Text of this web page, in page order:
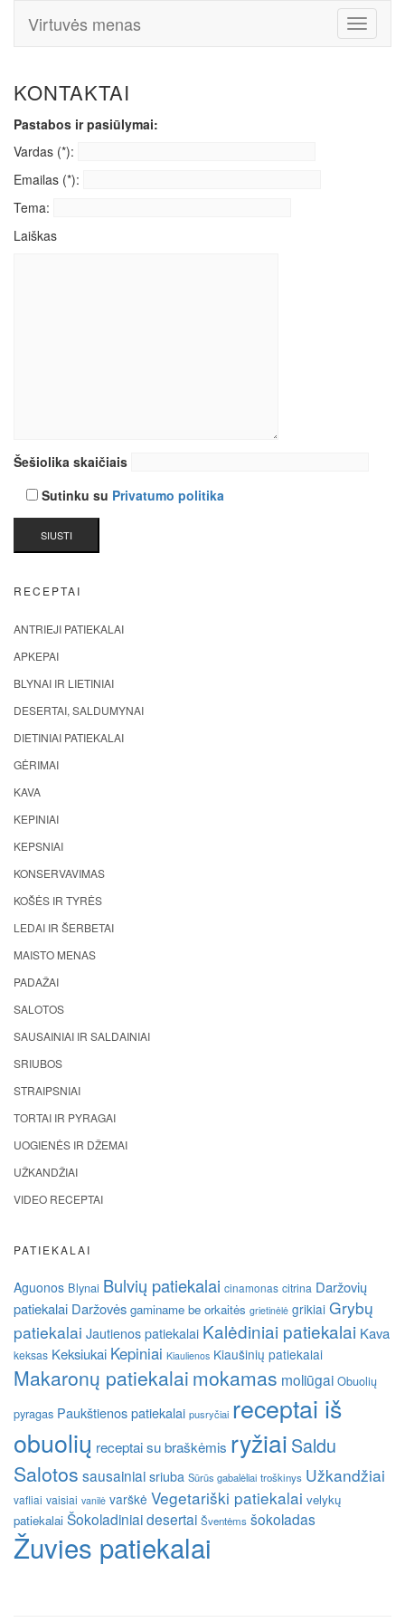
Toggle
Virtuvės menas
KONTAKTAI
Pastabos ir pasiūlymai:
Vardas (*):
Emailas (*):
Tema:
Laiškas
Šešiolika skaičiais
Sutinku su Privatumo politika
RECEPTAI
ANTRIEJI PATIEKALAI
APKEPAI
BLYNAI IR LIETINIAI
DESERTAI, SALDUMYNAI
DIETINIAI PATIEKALAI
GĖRIMAI
KAVA
KEPINIAI
KEPSNIAI
KONSERVAVIMAS
KOŠĖS IR TYRĖS
LEDAI IR ŠERBETAI
MAISTO MENAS
PADAŽAI
SALOTOS
SAUSAINIAI IR SALDAINIAI
SRIUBOS
STRAIPSNIAI
TORTAI IR PYRAGAI
UOGIENĖS IR DŽEMAI
UŽKANDŽIAI
VIDEO RECEPTAI
PATIEKALAI
Aguonos Blynai Bulvių patiekalai cinamonas citrina Daržovių
patiekalai Daržovės gaminame be orkaitės grietinėlė grikiai Grybų
patiekalai Jautienos patiekalai Kalėdiniai patiekalai Kava
keksas Keksiukai Kepiniai Kiaulienos Kiaušinių patiekalai
Makaronų patiekalai mokamas moliūgai Obuolių
pyragas Paukštienos patiekalai pusryčiai receptai iš
obuolių receptai su braškėmis ryžiai Saldu
Salotos sausainiai sriuba Sūrūs gabalėliai troškinys Užkandžiai
vafliai vaisiai vanilė varškė Vegetariški patiekalai velykų
patiekalai Šokoladiniai desertai Šventėms šokoladas
Žuvies patiekalai